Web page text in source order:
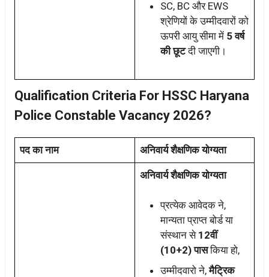
SC, BC और EWS
श्रेणियों के उम्मीदवारों को
ऊपरी आयु सीमा में 5 वर्ष
की छूटदी जाएगी।
Qualification Criteria For HSSC Haryana
Police Constable Vacancy 2026?
पद का नाम अनिवार्य शैक्षणिक योग्यता
अनिवार्य शैक्षणिक योग्यता
प्रत्येक आवेदक ने,
मान्यता प्राप्त बोर्ड या
संस्थान से 12वीं
(10+2) पासकिया हो,
उम्मीदवारो ने,मैट्रिक